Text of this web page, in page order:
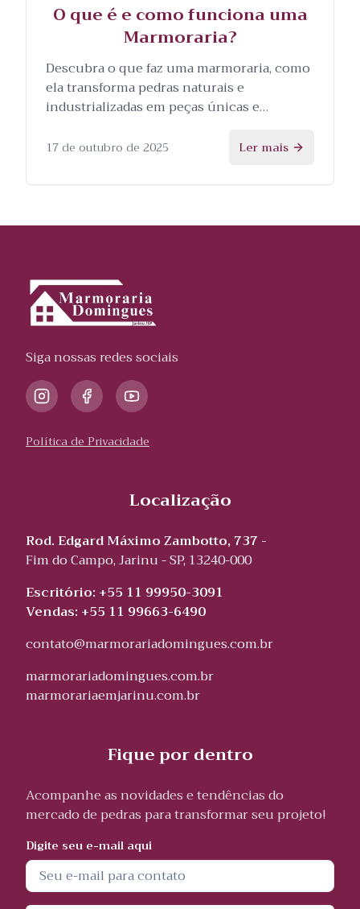
O que é e como funciona uma
Marmoraria?
Descubra o que faz uma marmoraria, como
ela transforma pedras naturais e
industrializadas em peças únicas e
processo.
17 de outubro de 2025 Ler mais
Siga nossas redes sociais
Política de Privacidade
Localização
Rod. Edgard Máximo Zambotto, 737 -
Fim do Campo, Jarinu - SP, 13240-000
Escritório: +55 11 99950-3091
Vendas: +55 11 99663-6490
contato@marmorariadomingues.com.br
marmorariadomingues.com.br
marmorariaemjarinu.com.br
Fique por dentro
Acompanhe as novidades e tendências do
mercado de pedras para transformar seu projeto!
Digite seu e-mail aqui